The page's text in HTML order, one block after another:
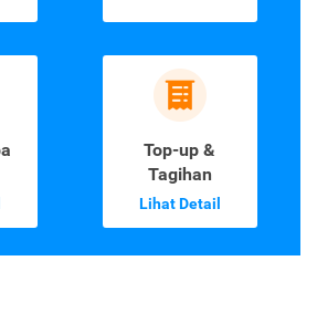
Top-up &
Tagihan
Lihat Detail